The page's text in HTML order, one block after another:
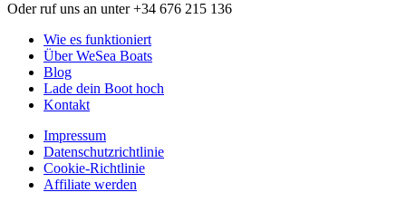
Oder ruf uns an unter+34 676 215 136
Wie es funktioniert
Über WeSea Boats
Blog
Lade dein Boot hoch
Kontakt
Impressum
Datenschutzrichtlinie
Cookie-Richtlinie
Affiliate werden